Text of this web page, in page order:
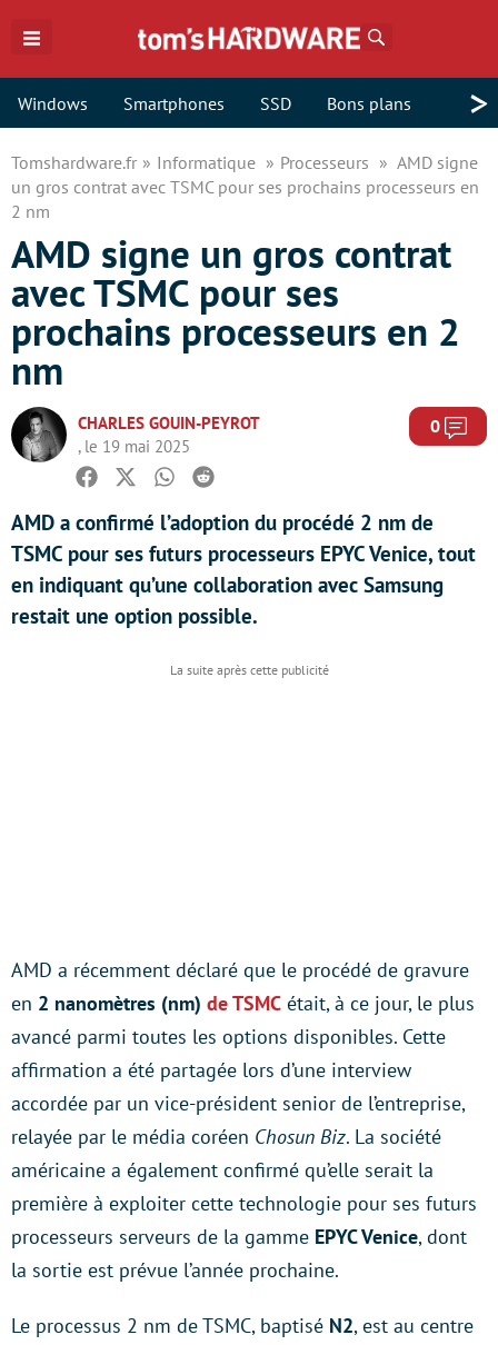
Windows Smartphones SSD Bons plans >
Tomshardware.fr Informatique Processeurs
AMD signe
un gros contrat avec TSMC pour ses prochains processeurs en
2 nm
AMD signe un gros contrat
avec TSMC pour ses
prochains processeurs en 2
nm
CHARLES GOUIN-PEYROT
, le 19 mai 2025
0
Facebook
TwitterWhatsapp
Reddit
AMD a confirmé l’adoption du procédé 2 nm de
TSMC pour ses futurs processeurs EPYC Venice, tout
en indiquant qu’une collaboration avec Samsung
restait une option possible.
AMD a récemment déclaré que le procédé de gravure
en 2 nanomètres (nm) de TSMC était, à ce jour, le plus
avancé parmi toutes les options disponibles. Cette
affirmation a été partagée lors d’une interview
accordée par un vice-président senior de l’entreprise,
relayée par le média coréen Chosun Biz. La société
américaine a également confirmé qu’elle serait la
première à exploiter cette technologie pour ses futurs
processeurs serveurs de la gamme EPYC Venice, dont
la sortie est prévue l’année prochaine.
Le processus 2 nm de TSMC, baptisé N2, est au centre